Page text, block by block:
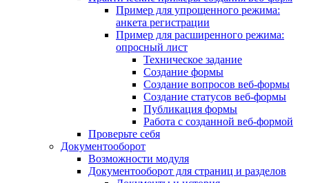
Пример для упрощенного режима:
анкета регистрации
Пример для расширенного режима:
опросный лист
Техническое задание
Создание формы
Создание вопросов веб-формы
Создание статусов веб-формы
Публикация формы
Работа с созданной веб-формой
Проверьте себя
Документооборот
Возможности модуля
Документооборот для страниц и разделов